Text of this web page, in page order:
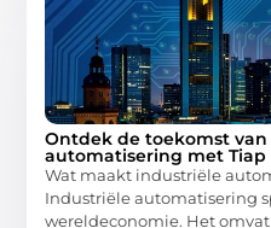
Ontdek de toekomst
automatisering met Tiap
Wat maakt industriële
Industriële automatisering
wereldeconomie. Het